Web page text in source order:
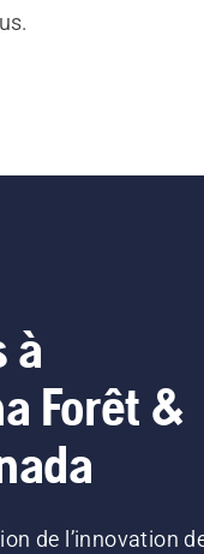
à
Forêt &
de l’innovation